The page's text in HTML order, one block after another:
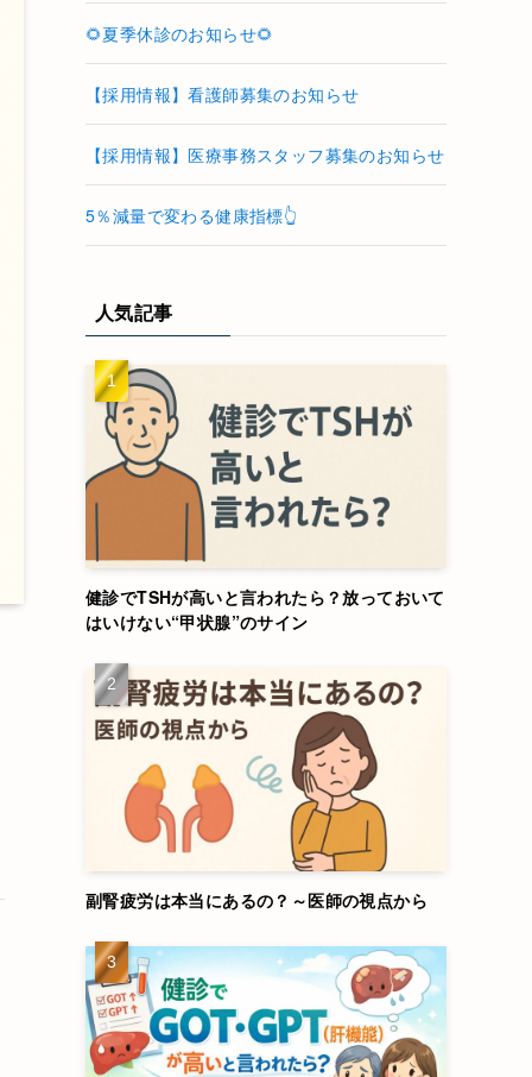
🌻夏季休診のお知らせ🌻
【採用情報】看護師募集のお知らせ
【採用情報】医療事務スタッフ募集のお知らせ
5％減量で変わる健康指標👆
人気記事
健診でTSHが高いと言われたら？放っておいて
はいけない“甲状腺”のサイン
副腎疲労は本当にあるの？～医師の視点から